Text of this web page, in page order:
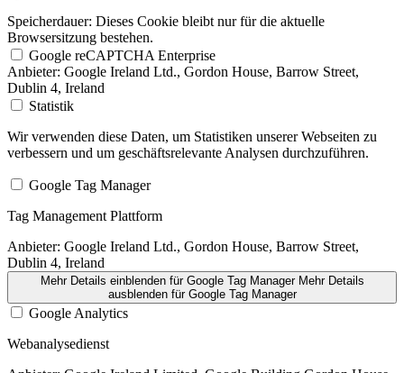
Speicherdauer: Dieses Cookie bleibt nur für die aktuelle
Browsersitzung bestehen.
Google reCAPTCHA Enterprise
Anbieter: Google Ireland Ltd., Gordon House, Barrow Street,
Dublin 4, Ireland
Statistik
Wir verwenden diese Daten, um Statistiken unserer Webseiten zu
verbessern und um geschäftsrelevante Analysen durchzuführen.
Google Tag Manager
Tag Management Plattform
Anbieter: Google Ireland Ltd., Gordon House, Barrow Street,
Dublin 4, Ireland
Mehr Details einblendenfür Google Tag Manager Mehr Details
ausblendenfür Google Tag Manager
Google Analytics
Webanalysedienst